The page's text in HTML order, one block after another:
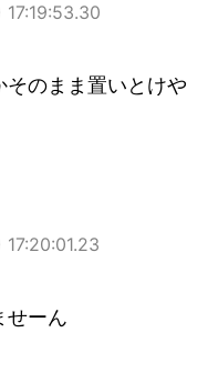
のまま置いとけや
せーん